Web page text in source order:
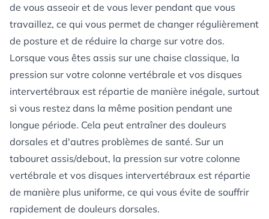
de vous asseoir et de vous lever pendant que vous
travaillez, ce qui vous permet de changer régulièrement
de posture et de réduire la charge sur votre dos.
Lorsque vous êtes assis sur une chaise classique, la
pression sur votre colonne vertébrale et vos disques
intervertébraux est répartie de manière inégale, surtout
si vous restez dans la même position pendant une
longue période. Cela peut entraîner des douleurs
dorsales et d'autres problèmes de santé. Sur un
tabouret assis/debout, la pression sur votre colonne
vertébrale et vos disques intervertébraux est répartie
de manière plus uniforme, ce qui vous évite de souffrir
rapidement de douleurs dorsales.